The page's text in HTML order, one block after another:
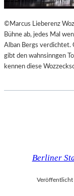
©Marcus Lieberenz
Bühne ab, jedes Mal
Alban Bergs verdichtet.
gibt den wahnsinngen
kennen diese
Berliner
Veröffentlicht